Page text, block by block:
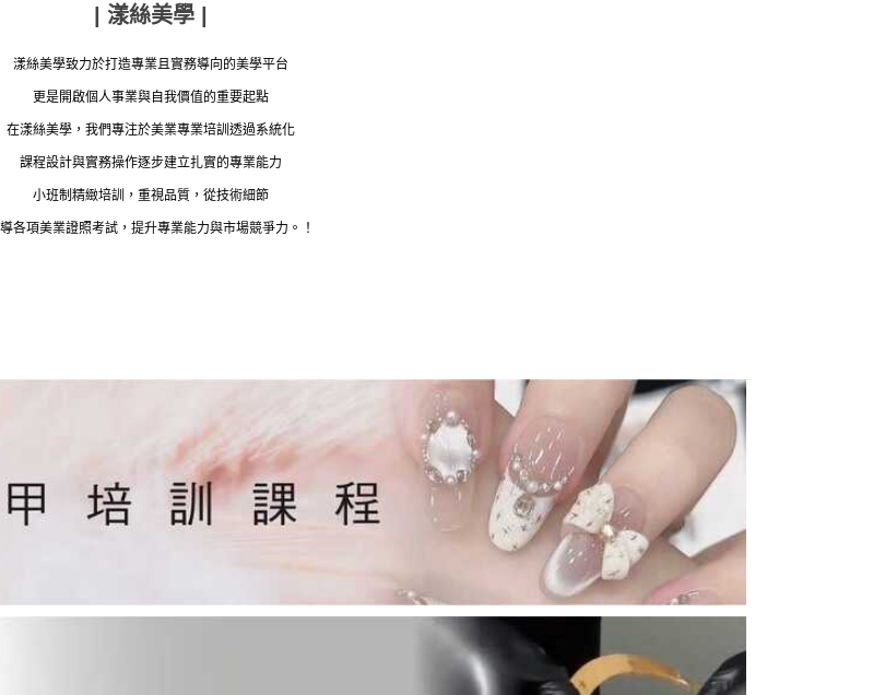
| 漾絲美學 |
漾絲美學致力於打造專業且實務導向的美學平台
更是開啟個人事業與自我價值的重要起點
在漾絲美學，我們專注於美業專業培訓透過系統化
課程設計與實務操作逐步建立扎實的專業能力
小班制精緻培訓，重視品質，從技術細節
各項美業證照考試，提升專業能力與市場競爭力。！